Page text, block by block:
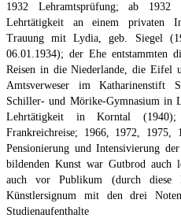
1932 Lehramtsprüfung; ab
Lehrtätigkeit an einem privaten
Trauung mit Lydia, geb. Siegel
06.01.1934); der Ehe entstammten
Reisen in die Niederlande, die Eifel
Amtsverweser im Katharinenstift
Schiller- und Mörike-Gymnasium in
Lehrtätigkeit in Korntal (1940);
Frankreichreise; 1966, 1972, 1975,
Pensionierung und Intensivierung
bildenden Kunst war Gutbrod auch
auch vor Publikum (durch diese
Künstlersignum mit den drei
Studienaufenthalte